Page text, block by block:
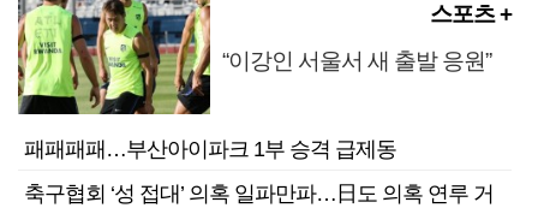
스포츠 +
“이강인 서울서 새 출발 응원”
패패패패…부산아이파크 1부 승격 급제동
축구협회 ‘성 접대’ 의혹 일파만파…日도 의혹 연루 거